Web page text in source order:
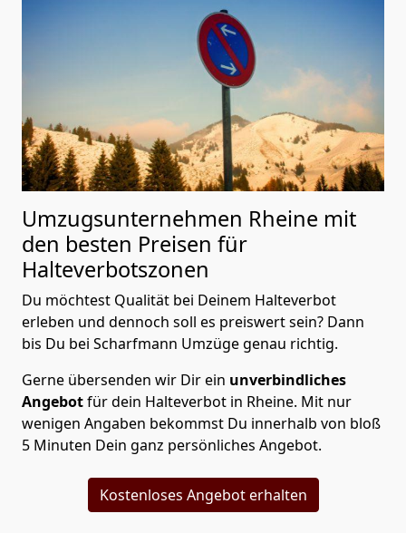
Umzugsunternehmen Rheine mit
den besten Preisen für
Halteverbotszonen
Du möchtest Qualität bei Deinem Halteverbot
erleben und dennoch soll es preiswert sein? Dann
bis Du bei Scharfmann Umzüge genau richtig.
Gerne übersenden wir Dir ein unverbindliches
Angebotfür dein Halteverbot in Rheine. Mit nur
wenigen Angaben bekommst Du innerhalb von bloß
5 Minuten Dein ganz persönliches Angebot.
Kostenloses Angebot erhalten